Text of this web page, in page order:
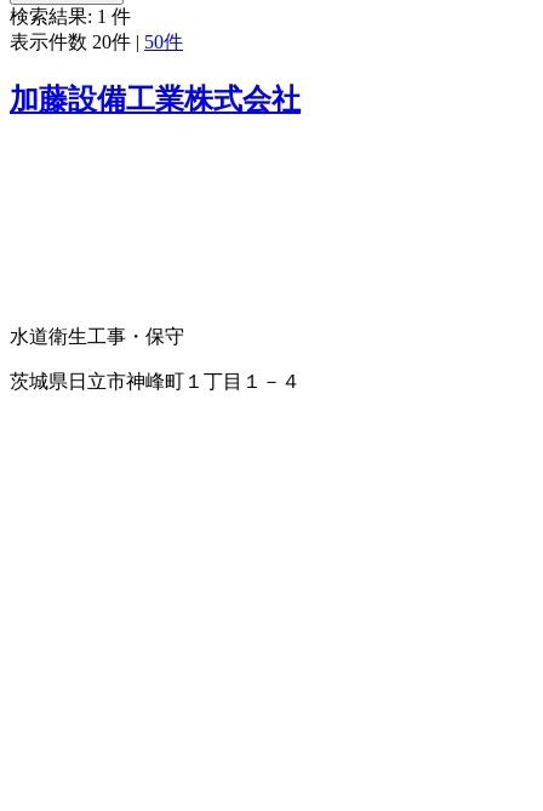
検索結果: 1 件
表示件数 20件 | 50件
加藤設備工業株式会社
水道衛生工事・保守
茨城県日立市神峰町１丁目１－４